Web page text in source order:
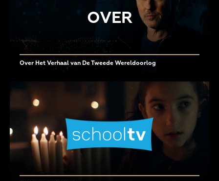
OVER
Over Het Verhaal van De Tweede Wereldoorlog